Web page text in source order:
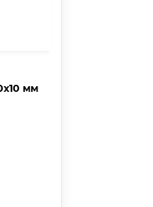
мм